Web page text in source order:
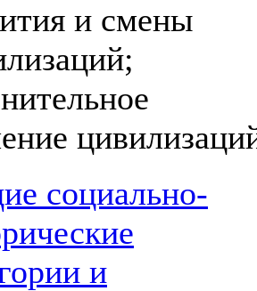
и смены
социально-
и